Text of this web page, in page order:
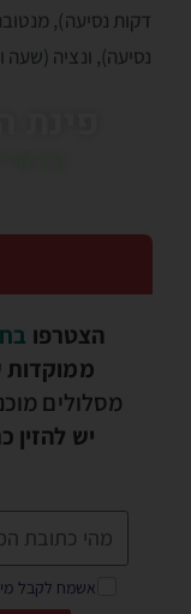
נסיעה), ונציה (שעה
הצטרפו
ממוקדות
מסלולים
יש להזין
אשמח לקבל